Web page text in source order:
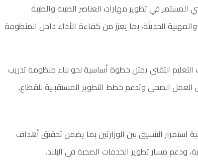
المستمر في تطوير مهارات العناصر الطبية والطبية
الحديثة، بما يعزز من كفاءة الأداء داخل المنظومة
التقني يمثل خطوة أساسية نحو بناء منظومة تدريب
الصحي وتدعم خطط التطوير المستقبلية للقطاع.
استمرار التنسيق بين الوزارتين بما يضمن تحقيق أهداف
ودعم مسار تطوير الخدمات الصحية في البلاد.